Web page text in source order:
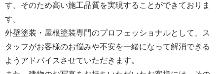
す。そのため高い施工品質を実現することができておりま
す。
外壁塗装・屋根塗装専門のプロフェッショナルとして、ス
タッフがお客様のお悩みや不安を一緒になって解消できる
ようアドバイスさせていただきます。